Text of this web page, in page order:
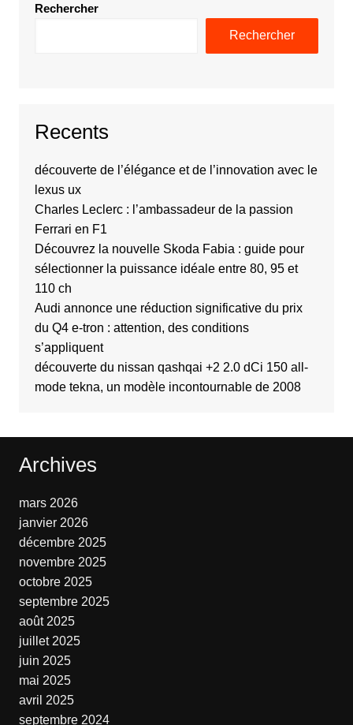
Rechercher
Rechercher
Recents
découverte de l’élégance et de l’innovation avec le
lexus ux
Charles Leclerc : l’ambassadeur de la passion
Ferrari en F1
Découvrez la nouvelle Skoda Fabia : guide pour
sélectionner la puissance idéale entre 80, 95 et
110 ch
Audi annonce une réduction significative du prix
du Q4 e-tron : attention, des conditions
s’appliquent
découverte du nissan qashqai +2 2.0 dCi 150 all-
mode tekna, un modèle incontournable de 2008
Archives
mars 2026
janvier 2026
décembre 2025
novembre 2025
octobre 2025
septembre 2025
août 2025
juillet 2025
juin 2025
mai 2025
avril 2025
septembre 2024